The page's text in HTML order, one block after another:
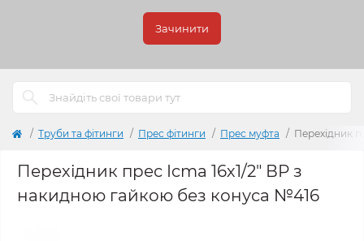
Зачинити
Труби та фітинги Прес фітинги Прес муфта Перехідник
Перехідник прес Icma 16х1/2" ВР з
накидною гайкою без конуса №416